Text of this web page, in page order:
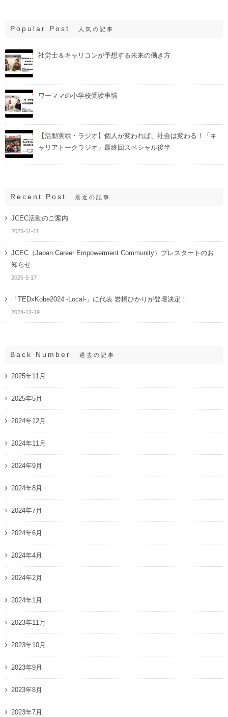
Popular Post 人気の記事
社労士＆キャリコンが予想する未来の働き方
ワーママの小学校受験事情
【活動実績・ラジオ】個人が変われば、社会は変わる！「キ
ャリアトークラジオ」最終回スペシャル後半
Recent Post 最近の記事
JCEC活動のご案内
2025-11-11
JCEC（Japan Career Empowerment Community）プレスタートのお
知らせ
2025-5-17
「TEDxKobe2024 -Local-」に代表 岩橋ひかりが登壇決定！
2024-12-19
Back Number 過去の記事
2025年11月
2025年5月
2024年12月
2024年11月
2024年9月
2024年8月
2024年7月
2024年6月
2024年4月
2024年2月
2024年1月
2023年11月
2023年10月
2023年9月
2023年8月
2023年7月